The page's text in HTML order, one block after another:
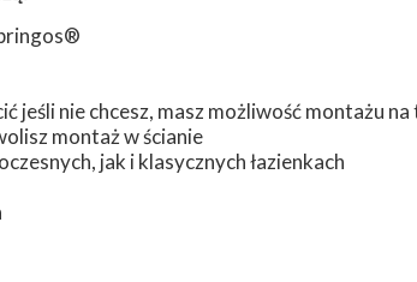
jeśli nie chcesz, masz możliwość montażu na
montaż w ścianie
jak i klasycznych łazienkach